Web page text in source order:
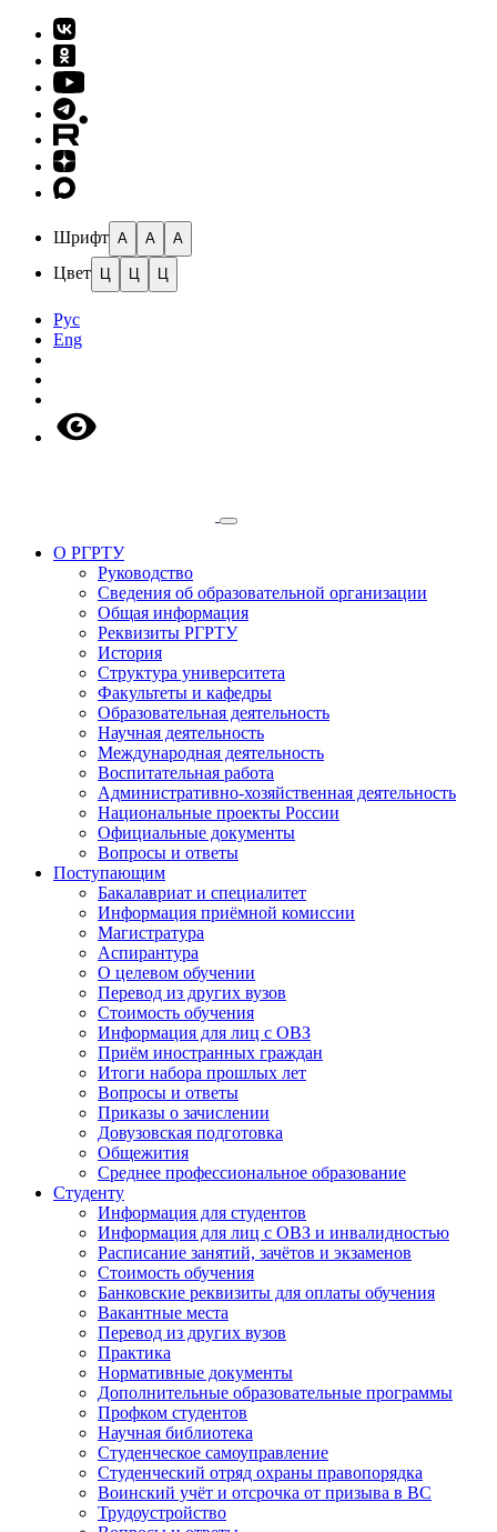
Шрифт A A A
Цвет Ц Ц Ц
Рус
Eng
О РГРТУ
Руководство
Сведения об образовательной организации
Общая информация
Реквизиты РГРТУ
История
Структура университета
Факультеты и кафедры
Образовательная деятельность
Научная деятельность
Международная деятельность
Воспитательная работа
Административно-хозяйственная деятельность
Национальные проекты России
Официальные документы
Вопросы и ответы
Поступающим
Бакалавриат и специалитет
Информация приёмной комиссии
Магистратура
Аспирантура
О целевом обучении
Перевод из других вузов
Стоимость обучения
Информация для лиц с ОВЗ
Приём иностранных граждан
Итоги набора прошлых лет
Вопросы и ответы
Приказы о зачислении
Довузовская подготовка
Общежития
Среднее профессиональное образование
Студенту
Информация для студентов
Информация для лиц с ОВЗ и инвалидностью
Расписание занятий, зачётов и экзаменов
Стоимость обучения
Банковские реквизиты для оплаты обучения
Вакантные места
Перевод из других вузов
Практика
Нормативные документы
Дополнительные образовательные программы
Профком студентов
Научная библиотека
Студенческое самоуправление
Студенческий отряд охраны правопорядка
Воинский учёт и отсрочка от призыва в ВС
Трудоустройство